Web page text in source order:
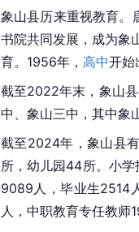
象山县历来重视教育。
书院共同发展，成为象
育。1956年， 高中开始
截至2022年末，象山
中、象山三中，其中象
截至2024年，象山县
所，幼儿园44所。小
9089人，毕业生2514
人，中职教育专任教师